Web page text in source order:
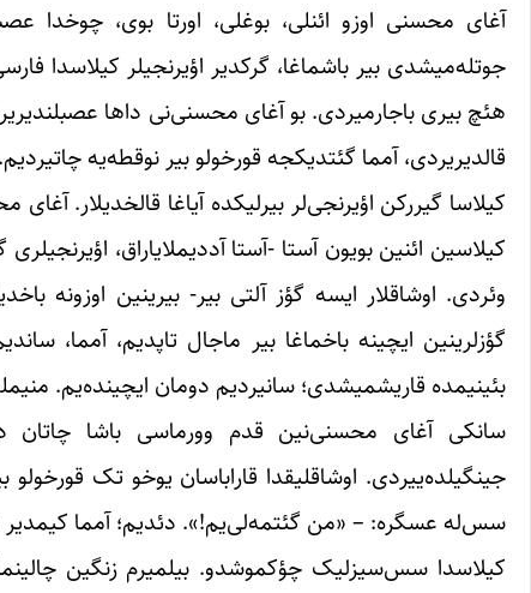
آغای محسنی اوزو ائنلی، بوغلی، اورتا بوی، چوخدا
جوتله‌میشدی بیر باشماغا، گرکدیر اؤیرنجیلر کیلاسدا
هئچ بیری باجارمیردی. بو آغای محسنی‌نی داها
قالدیریردی، آمما گئتدیکجه قورخولو بیر نوقطه‌یه
کیلاسا گیررکن اؤیرنجی‌لر بیرلیکده آیاغا قالخدیلار.
کیلاسین ائنین بویون آستا -آستا آددیملایاراق،
وئردی. اوشاقلار ایسه گؤز آلتی بیر- بیرینین اوزونه
گؤزلرینین ایچینه باخماغا بیر ماجال تاپدیم، آمما،
بئینیمده قاریشمیشدی؛ سانیردیم دومان ایچینده‌یم.
سانکی آغای محسنی‌نین قدم وورماسی باشا چاتان
جینگیلده‌ییردی. اوشاقلیقدا قاراباسان یوخو تک
سس‌له عسگره: – «من گئتمه‌لی‌یم!». دئدیم؛ آمما کیمدیر
کیلاسدا سس‌سیزلیک چؤکموشدو. بیلمیرم زنگین